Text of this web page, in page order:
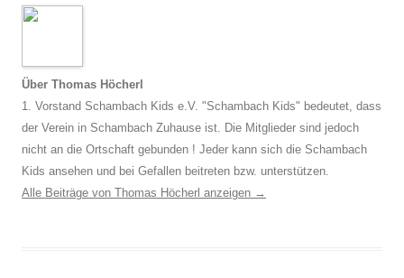
Über Thomas Höcherl
1. Vorstand Schambach Kids e.V. "Schambach Kids" bedeutet, dass
der Verein in Schambach Zuhause ist. Die Mitglieder sind jedoch
nicht an die Ortschaft gebunden ! Jeder kann sich die Schambach
Kids ansehen und bei Gefallen beitreten bzw. unterstützen.
Alle Beiträge von Thomas Höcherl anzeigen →